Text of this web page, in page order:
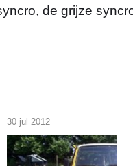
de grijze
30 jul 2012